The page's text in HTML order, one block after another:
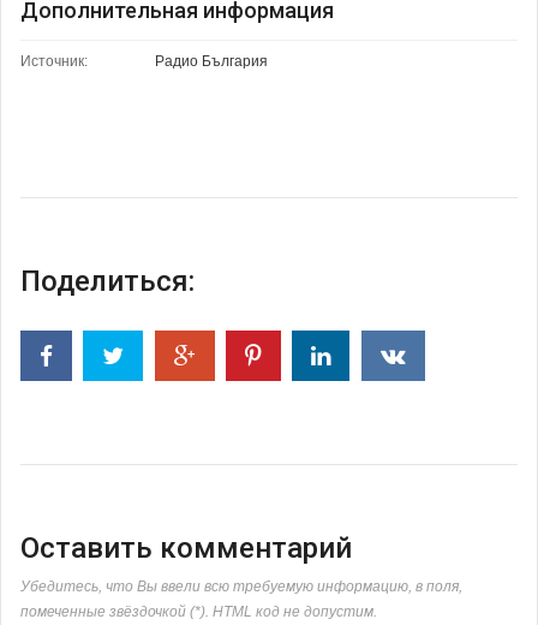
Дополнительная информация
Источник: Радио България
Поделиться:
Оставить комментарий
Убедитесь, что Вы ввели всю требуемую информацию, в поля,
помеченные звёздочкой (*). HTML код не допустим.